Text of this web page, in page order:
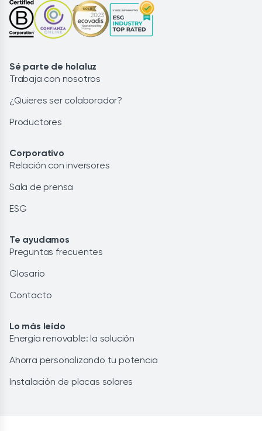
Sé parte de holaluz
Trabaja con nosotros
¿Quieres ser colaborador?
Productores
Corporativo
Relación con inversores
Sala de prensa
ESG
Te ayudamos
Preguntas frecuentes
Glosario
Contacto
Lo más leído
Energía renovable: la solución
Ahorra personalizando tu potencia
Instalación de placas solares